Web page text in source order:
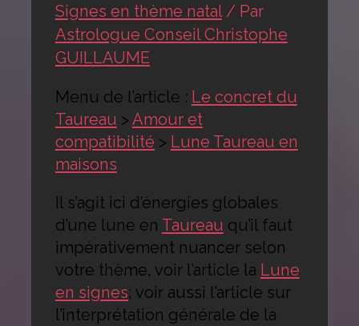
Signes en thème natal/ Par
Astrologue Conseil Christophe
GUILLAUME
Menu de l’article : Le concret du
Taureau > Amour et
compatibilité > Lune Taureau en
maisons
Il s’agit ici d’énergies globales
d’une lune en Taureau qu’il faut
impérativement nuancer selon
votre thème, voir l’article la Lune
en signes; voir aussi l’article sur
l’interprétation générale de la